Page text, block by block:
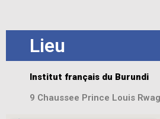
Lieu
Institut français du Burundi
9 Chaussee Prince Louis